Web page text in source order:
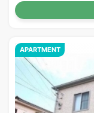
APARTMENT